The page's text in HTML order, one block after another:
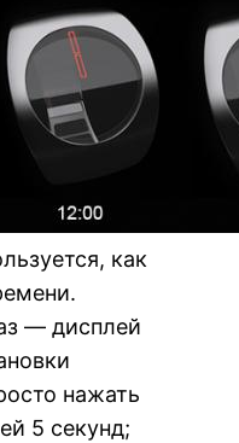
как
— дисплей
нажать
5 секунд;